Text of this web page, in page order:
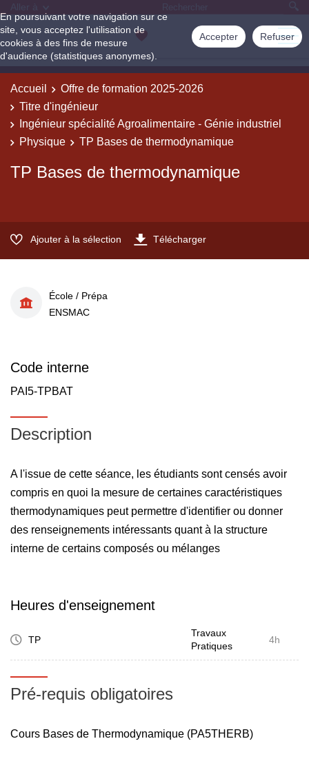
En poursuivant votre navigation sur ce
site, vous acceptez l'utilisation de
cookies à des fins de mesure
d'audience (statistiques anonymes).
Accepter Refuser
Accueil
Offre de formation 2025-2026
Titre d'ingénieur
Ingénieur spécialité Agroalimentaire - Génie industriel
Physique
TP Bases de thermodynamique
TP Bases de thermodynamique
Ajouter à la sélection Télécharger
École / Prépa
ENSMAC
Code interne
PAI5-TPBAT
Description
A l'issue de cette séance, les étudiants sont censés avoir
compris en quoi la mesure de certaines caractéristiques
thermodynamiques peut permettre d'identifier ou donner
des renseignements intéressants quant à la structure
interne de certains composés ou mélanges
Heures d'enseignement
TP
Travaux
Pratiques
4h
Pré-requis obligatoires
Cours Bases de Thermodynamique (PA5THERB)